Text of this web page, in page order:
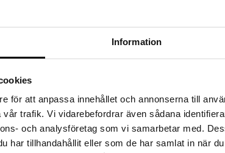
Information
för att anpassa innehållet och annonserna till
trafik. Vi vidarebefordrar även sådana
och analysföretag som vi samarbetar med.
har tillhandahållit eller som de har samlat in när
suuren valikoiman jännittäviä tuotteita
hinnoilla!
ale-löydöt »
sisään ja ulos tai vain piiloutua sisään. Sopii
liikettä ja mielikuvitusta.